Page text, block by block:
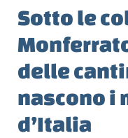
Sotto le
delle
nascono i
d’Italia